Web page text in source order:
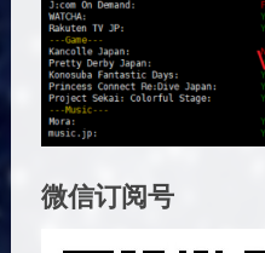
微信订阅号